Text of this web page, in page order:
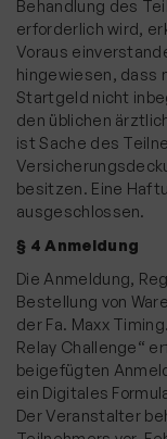
Behandlung des
erforderlich wird,
Voraus
hingewiesen, dass
Startgeld nicht
den üblichen
ist Sache des
besitzen. Eine
ausgeschlossen.
§ 4 Anmeldung
Die Anmeldung,
Bestellung von
der Fa. Maxx
Relay Challenge“
beigefügten
ein Digitales
Der Veranstalter